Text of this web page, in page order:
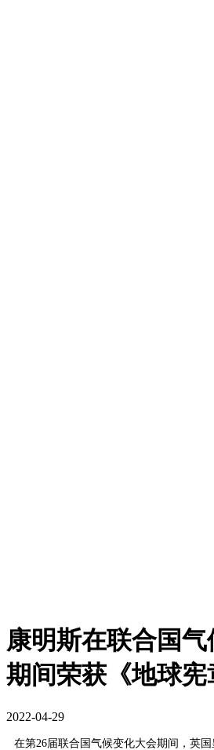
康明斯在联合国
期间荣获《地球
2022-04-29
在第26届联合国气候变化大会期间，英